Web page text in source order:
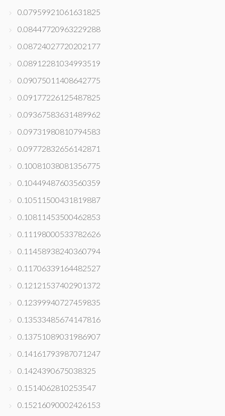
0.07959921061631825
0.08447720963229288
0.08724027720202177
0.08912281034993519
0.09075011408642775
0.09177226125487825
0.09367583631489962
0.09731980810794583
0.09772832656142871
0.10081038081356775
0.10449487603560359
0.10511500431819887
0.10811453500462853
0.11198000533782626
0.11458938240360794
0.11706339164482527
0.12121537402901372
0.12399940727459835
0.13533485674147816
0.13751089031986907
0.14161793987071247
0.1424390675038325
0.1514062810253547
0.15216090002426153